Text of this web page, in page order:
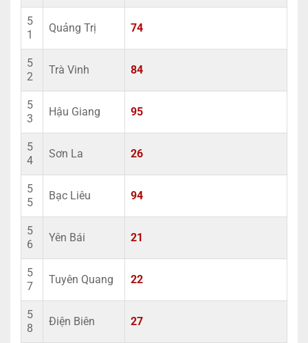
5
1
Quảng Trị 74
5
2
Trà Vinh 84
5
3
Hậu Giang 95
5
4
Sơn La 26
5
5
Bạc Liêu 94
5
6
Yên Bái 21
5
7
Tuyên Quang 22
5
8
Điện Biên 27